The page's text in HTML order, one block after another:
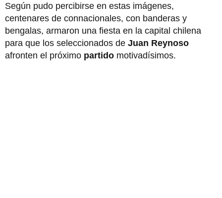
Según pudo percibirse en estas imágenes,
centenares de connacionales, con banderas y
bengalas, armaron una fiesta en la capital chilena
para que los seleccionados de Juan Reynoso
afronten el próximo partido motivadísimos.